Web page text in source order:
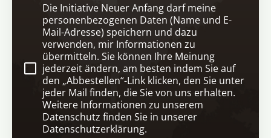
Die Initiative Neuer Anfang darf meine
personenbezogenen Daten (Name und E-
Mail-Adresse) speichern und dazu
verwenden, mir Informationen zu
übermitteln. Sie können Ihre Meinung
jederzeit ändern, am besten indem Sie auf
den „Abbestellen“-Link klicken, den Sie unter
jeder Mail finden, die Sie von uns erhalten.
Weitere Informationen zu unserem
Datenschutz finden Sie in unserer
Datenschutzerklärung.